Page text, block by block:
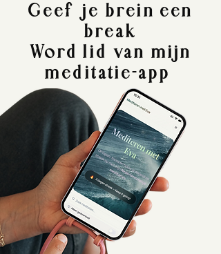
Geef je brein een
break
Word lid van mijn
meditatie-app